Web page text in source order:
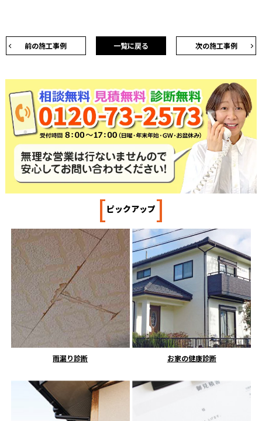
前の施工事例 次の施工事例
一覧に戻る
[ピックアップ]
雨漏り診断 お家の健康診断